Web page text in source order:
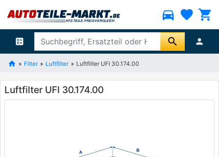
directions_car favorite shopping_cart
ballot search person
Filter Luftfilter Luftfilter UFI 30.174.00
Luftfilter UFI 30.174.00